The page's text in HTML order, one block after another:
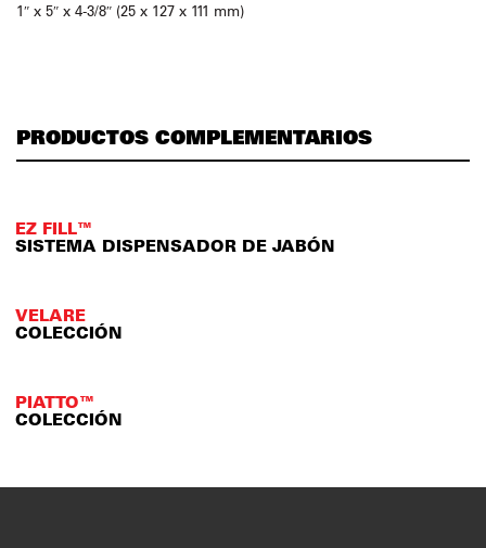
1″ x 5″ x 4-3/8″ (25 x 127 x 111 mm)
PRODUCTOS COMPLEMENTARIOS
EZ FILL™
SISTEMA DISPENSADOR DE JABÓN
VELARE
COLECCIÓN
PIATTO™
COLECCIÓN